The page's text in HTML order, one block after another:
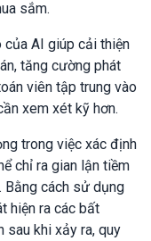
sắm.
AI giúp cải thiện
tăng cường phát
viên tập trung vào
xem xét kỹ hơn.
trong việc xác định
chỉ ra gian lận tiềm
Bằng cách sử dụng
hiện ra các bất
sau khi xảy ra, quy